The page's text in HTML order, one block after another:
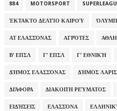
884 MOTORSPORT
ΈΚΤΑΚΤΟ ΔΕΛΤΊΟ ΚΑΙΡΟΎ
ΑΤ ΕΛΑΣΣΌΝΑΣ ΑΓΡΌΤΕΣ
Β' ΕΠΣΛ Γ' ΕΠΣΛ Γ' ΕΘΝΙΚΉ
ΔΉΜΟΣ ΕΛΑΣΣΌΝΑΣ ΔΉΜΟΣ
ΔΙΆΦΟΡΑ ΔΙΑΚΟΠΉ ΡΕΎΜΑΤΟΣ
ΕΙΔΉΣΕΙΣ ΕΛΑΣΣΌΝΑ